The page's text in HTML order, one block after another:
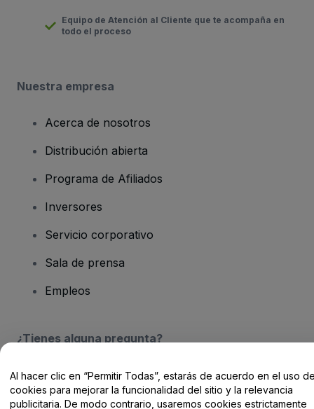
Equipo de Atención al Cliente que te acompaña en
todo el proceso
Nuestra empresa
Acerca de nosotros
Distribución abierta
Programa de Afiliados
Inversores
Servicio corporativo
Sala de prensa
Empleos
¿Tienes alguna pregunta?
Centro de Ayuda / Contacto
Al hacer clic en “Permitir Todas”, estarás de acuerdo en el uso
cookies para mejorar la funcionalidad del sitio y la relevancia
publicitaria. De modo contrario, usaremos cookies estrictamente